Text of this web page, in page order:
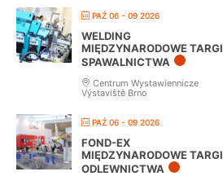
PAŹ 06 - 09 2026
WELDING
MIĘDZYNARODOWE TARGI
SPAWALNICTWA
Centrum Wystawiennicze
Výstaviště Brno
PAŹ 06 - 09 2026
FOND-EX
MIĘDZYNARODOWE TARGI
ODLEWNICTWA